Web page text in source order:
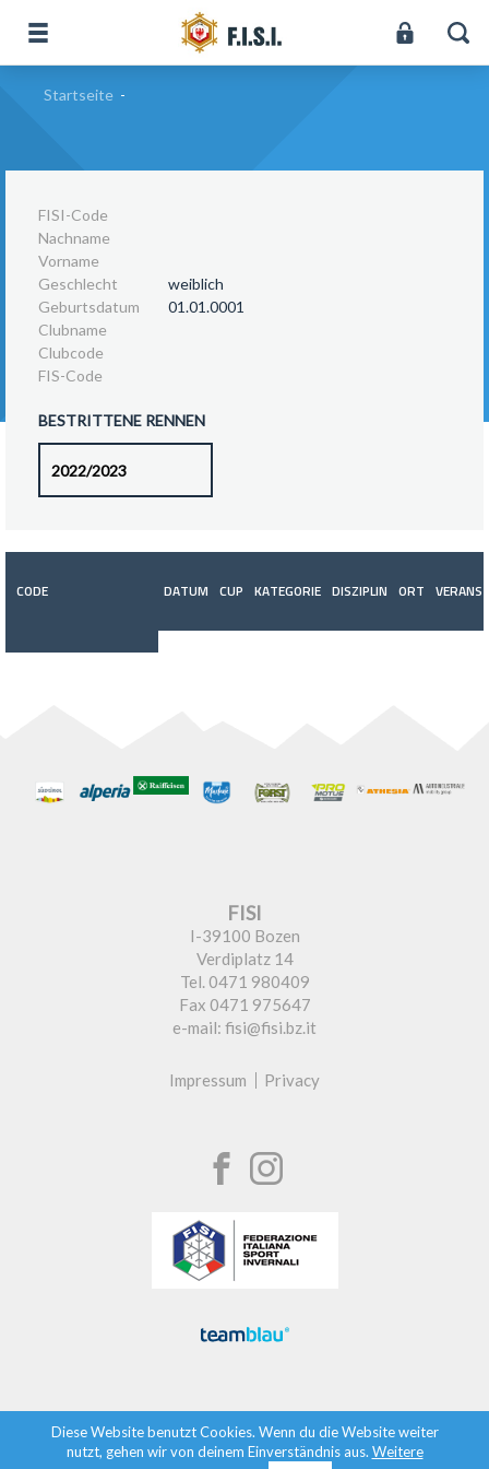
Startseite -
FISI-Code
Nachname
Vorname
Geschlecht
weiblich
Geburtsdatum
01.01.0001
Clubname
Clubcode
FIS-Code
BESTRITTENE RENNEN
CODE DATUM CUP KATEGORIE DISZIPLIN ORT
FISI
I-39100 Bozen
Verdiplatz 14
Tel. 0471 980409
Fax 0471 975647
e-mail: fisi@fisi.bz.it
Impressum Privacy
Diese Website benutzt Cookies. Wenn du die Website weiter
nutzt, gehen wir von deinem Einverständnis aus. Weitere